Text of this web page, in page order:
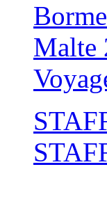
Malte